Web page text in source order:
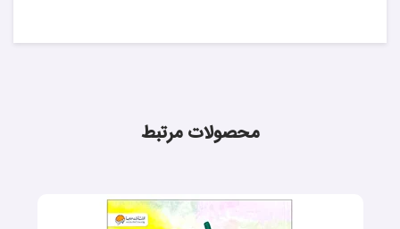
محصولات مرتبط